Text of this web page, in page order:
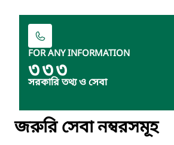
FOR ANY INFORMATION
৩৩৩
সরকারি তথ্য ও সেবা
জরুরি সেবা নম্বরসমূহ